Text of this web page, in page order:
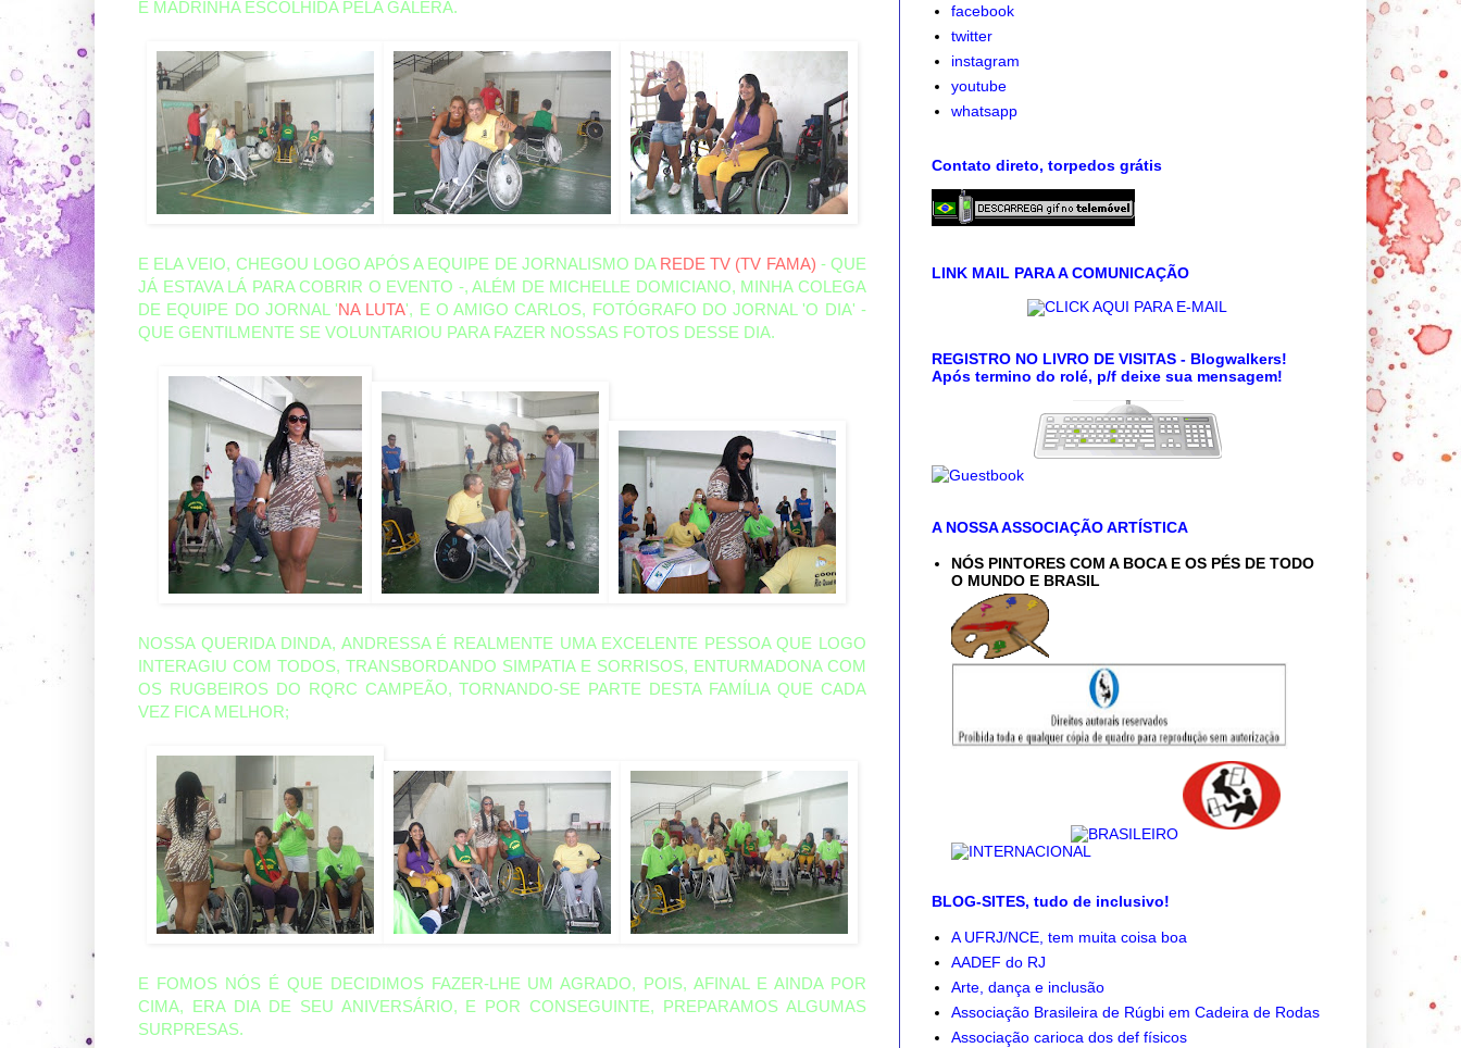
E MADRINHA ESCOLHIDA PELA GALERA.
E ELA VEIO, CHEGOU LOGO APÓS A EQUIPE DE JORNALISMO DA REDE TV (TV FAMA) - QUE
JÁ ESTAVA LÁ PARA COBRIR O EVENTO -, ALÉM DE MICHELLE DOMICIANO, MINHA COLEGA
DE EQUIPE DO JORNAL 'NA LUTA', E O AMIGO CARLOS, FOTÓGRAFO DO JORNAL 'O DIA' -
QUE GENTILMENTE SE VOLUNTARIOU PARA FAZER NOSSAS FOTOS DESSE DIA.
NOSSA QUERIDA DINDA, ANDRESSA É REALMENTE UMA EXCELENTE PESSOA QUE LOGO
INTERAGIU COM TODOS, TRANSBORDANDO SIMPATIA E SORRISOS, ENTURMADONA COM
OS RUGBEIROS DO RQRC CAMPEÃO, TORNANDO-SE PARTE DESTA FAMÍLIA QUE CADA
VEZ FICA MELHOR;
E FOMOS NÓS É QUE DECIDIMOS FAZER-LHE UM AGRADO, POIS, AFINAL E AINDA POR
CIMA, ERA DIA DE SEU ANIVERSÁRIO, E POR CONSEGUINTE, PREPARAMOS ALGUMAS
SURPRESAS.
facebook
twitter
instagram
youtube
whatsapp
Contato direto, torpedos grátis
LINK MAIL PARA A COMUNICAÇÃO
CLICK AQUI PARA E-MAIL
REGISTRO NO LIVRO DE VISITAS - Blogwalkers!
Após termino do rolé, p/f deixe sua mensagem!
A NOSSA ASSOCIAÇÃO ARTÍSTICA
NÓS PINTORES COM A BOCA E OS PÉS DE TODO
O MUNDO E BRASIL
BLOG-SITES, tudo de inclusivo!
A UFRJ/NCE, tem muita coisa boa
AADEF do RJ
Arte, dança e inclusão
Associação Brasileira de Rúgbi em Cadeira de Rodas
Associação carioca dos def físicos